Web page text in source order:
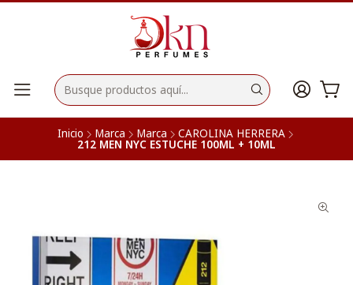
Inicio Marca Marca CAROLINA HERRERA
212 MEN NYC ESTUCHE 100ML + 10ML